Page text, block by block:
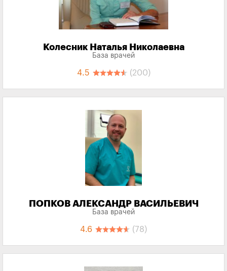
Колесник Наталья Николаевна
База врачей
4.5 (200)
ПОПКОВ АЛЕКСАНДР ВАСИЛЬЕВИЧ
База врачей
4.6 (78)